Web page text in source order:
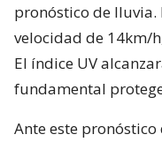
pronóstico de lluvia.
velocidad de 14km/
El índice UV
fundamental
Ante este